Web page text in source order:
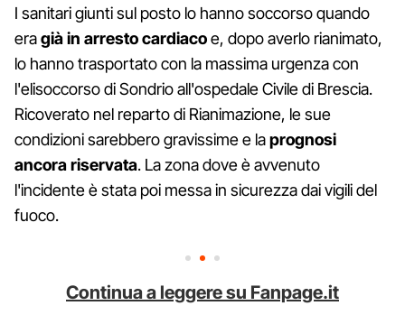
I sanitari giunti sul posto lo hanno soccorso quando
eragià in arresto cardiacoe, dopo averlo rianimato,
lo hanno trasportato con la massima urgenza con
l'elisoccorso di Sondrio all'ospedale Civile di Brescia.
Ricoverato nel reparto di Rianimazione, le sue
condizioni sarebbero gravissime e laprognosi
ancora riservata. La zona dove è avvenuto
l'incidente è stata poi messa in sicurezza dai vigili del
fuoco.
Continua a leggere su Fanpage.it